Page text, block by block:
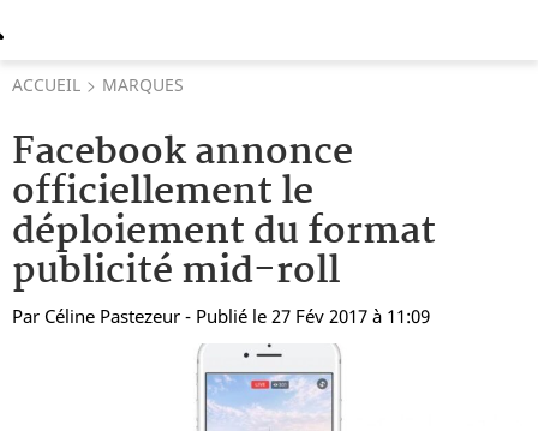
ACCUEIL MARQUES
Facebook annonce
officiellement le
déploiement du format
publicité mid-roll
Par Céline Pastezeur - Publié le 27 Fév 2017 à 11:09